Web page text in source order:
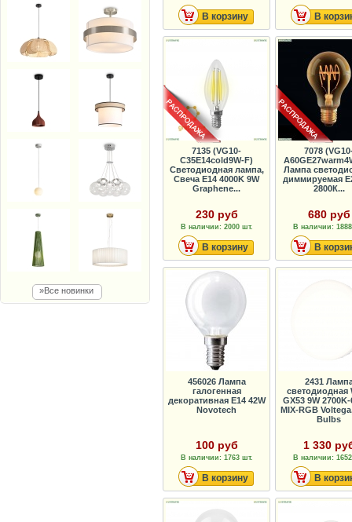
»Все новинки
В корзину В
7135 (VG10-
C35E14cold9W-F)
Светодиодная лампа,
Свеча E14 4000K 9W
Graphene...
230 руб
В наличии: 2000 шт.
В корзину
7078
Лампа
диммируемая
2800К...
680 руб
В наличии:
В
456026 Лампа
галогенная
декоративная E14 42W
Novotech
100 руб
В наличии: 1763 шт.
В корзину
2431
светодиодная
GX53 9W
MIX-RGB
Bulbs
1 330
В наличии:
В